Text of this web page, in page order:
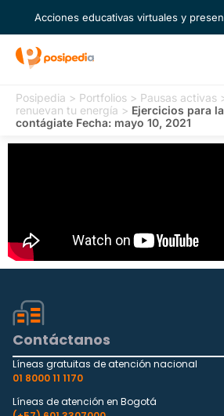
Acciones educativas virtuales y
Posipedia > Portfolios > Pausas activas
renuevan tu energía > Ejercicios para
contágiate Fecha: mayo 10, 2021
Contáctanos
Líneas gratuitas de atención nacional
01 8000 11 1170
Líneas de atención en Bogotá